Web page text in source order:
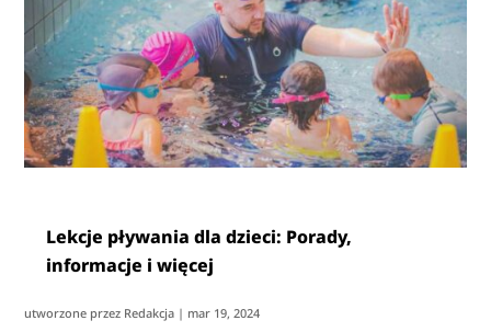
Lekcje pływania dla dzieci: Porady,
informacje i więcej
utworzone przez Redakcja | mar 19, 2024